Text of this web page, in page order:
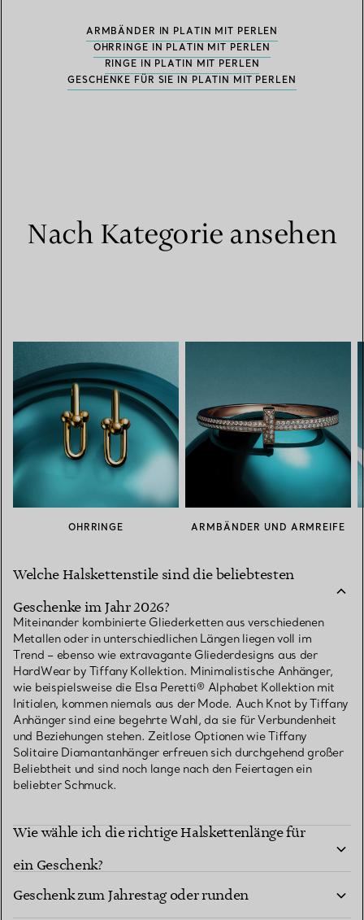
ARMBÄNDER IN PLATIN MIT PERLEN
OHRRINGE IN PLATIN MIT PERLEN
RINGE IN PLATIN MIT PERLEN
GESCHENKE FÜR SIE IN PLATIN MIT PERLEN
Nach Kategorie ansehen
OHRRINGE ARMBÄNDER UND ARMREIFE
Welche Halskettenstile sind die beliebtesten
Geschenke im Jahr 2026?
Miteinander kombinierte Gliederketten aus verschiedenen
Metallen oder in unterschiedlichen Längen liegen voll im
Trend – ebenso wie extravagante Gliederdesigns aus der
HardWear by Tiffany Kollektion. Minimalistische Anhänger,
wie beispielsweise die Elsa Peretti® Alphabet Kollektion mit
Initialen, kommen niemals aus der Mode. Auch Knot by Tiffany
Anhänger sind eine begehrte Wahl, da sie für Verbundenheit
und Beziehungen stehen. Zeitlose Optionen wie Tiffany
Solitaire Diamantanhänger erfreuen sich durchgehend großer
Beliebtheit und sind noch lange nach den Feiertagen ein
beliebter Schmuck.
Wie wähle ich die richtige Halskettenlänge für
ein Geschenk?
Welche Halsketten eignen sich am besten als
Geschenk zum Jahrestag oder runden
Welche Halsketten sind die beste Wahl, wenn ich